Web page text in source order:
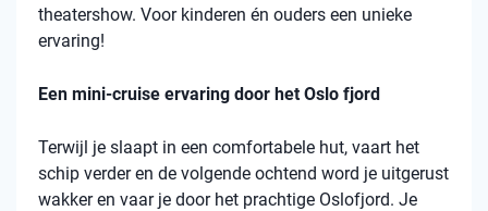
theatershow. Voor kinderen én ouders een unieke
ervaring!
Een mini-cruise ervaring door het Oslo fjord
Terwijl je slaapt in een comfortabele hut, vaart het
schip verder en de volgende ochtend word je uitgerust
wakker en vaar je door het prachtige Oslofjord. Je